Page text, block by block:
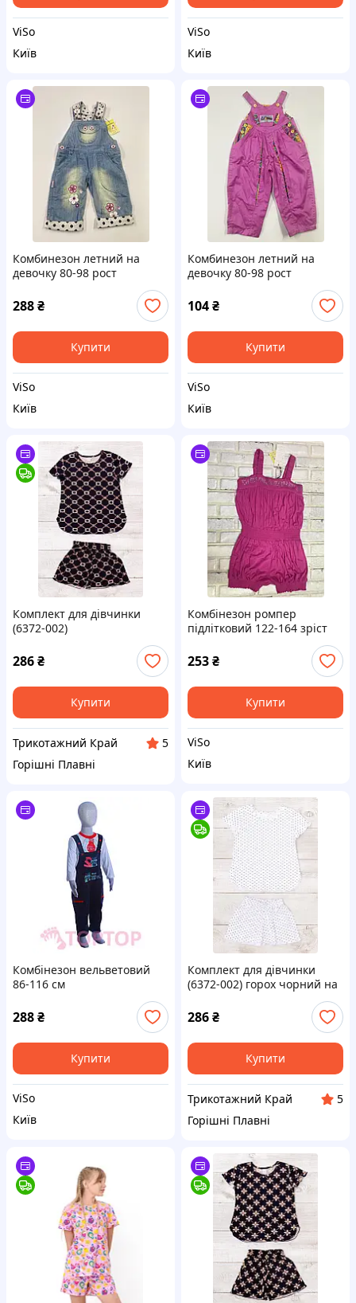
ViSo
Київ
ViSo
Київ
Комбинезон летний на
девочку 80-98 рост
288₴
Купити
ViSo
Київ
Комбинезон летний на
девочку 80-98 рост
104₴
Купити
ViSo
Київ
Комплект для дівчинки
(6372-002)
(чорнильно-синій)
Трикотажний Край 134 см
286₴
Купити
Трикотажний Край
5
Горішні Плавні
Комбінезон ромпер
підлітковий 122-164 зріст
253₴
Купити
ViSo
Київ
Комбінезон вельветовий
86-116 см
288₴
Купити
ViSo
Київ
Комплект для дівчинки
(6372-002) горох чорний на
білому Трикотажний Край
134 см
286₴
Купити
Трикотажний Край
5
Горішні Плавні